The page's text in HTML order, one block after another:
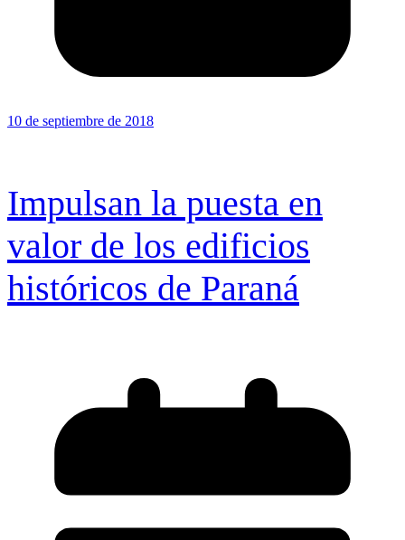
10 de septiembre de 2018
Impulsan la puesta en
valor de los edificios
históricos de Paraná